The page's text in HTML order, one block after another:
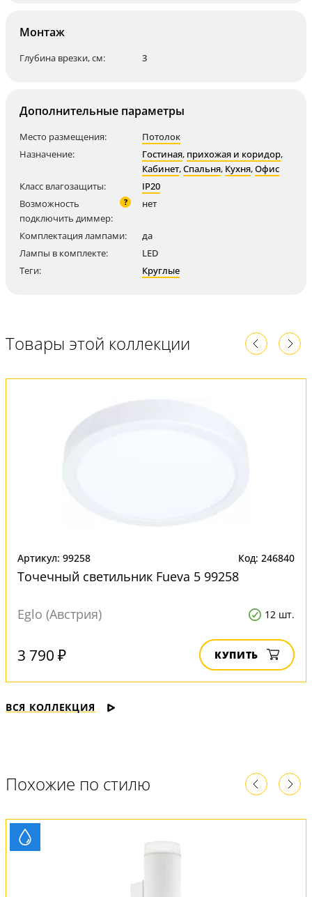
Монтаж
Глубина врезки, см: 3
Дополнительные параметры
Место размещения:
Потолок
Назначение:
Гостиная, прихожая и коридор,
Кабинет,Спальня, Кухня,Офис
Класс влагозащиты:
IP20
Возможность
подключить диммер:
? нет
Комплектация лампами:
да
Лампы в комплекте:
LED
Теги:
Круглые
Товары этой коллекции
Артикул: 99258 Код: 246840
Точечный светильник Fueva 5 99258
Eglo (Австрия) 12 шт.
3 790 ₽ КУПИТЬ
ВСЯ КОЛЛЕКЦИЯ
Похожие по стилю